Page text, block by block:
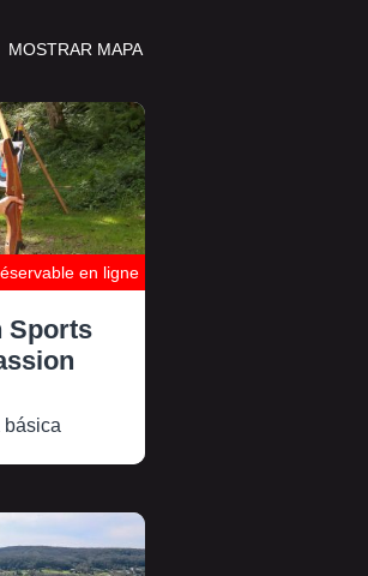
MOSTRAR MAPA
en ligne
Sports
básica